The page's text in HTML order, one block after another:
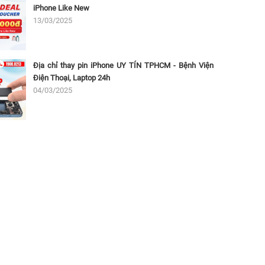
iPhone Like New
13/03/2025
Địa chỉ thay pin iPhone UY TÍN TPHCM - Bệnh Viện
Điện Thoại, Laptop 24h
04/03/2025